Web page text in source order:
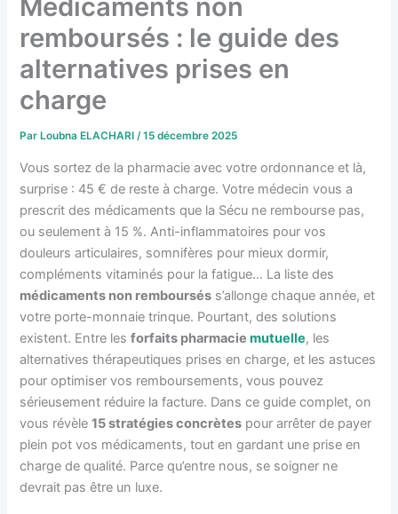
Médicaments non
remboursés : le guide des
alternatives prises en
charge
Par Loubna ELACHARI/15 décembre 2025
Vous sortez de la pharmacie avec votre ordonnance et là,
surprise : 45 € de reste à charge. Votre médecin vous a
prescrit des médicaments que la Sécu ne rembourse pas,
ou seulement à 15 %. Anti-inflammatoires pour vos
douleurs articulaires, somnifères pour mieux dormir,
compléments vitaminés pour la fatigue… La liste des
médicaments non remboursés s’allonge chaque année, et
votre porte-monnaie trinque. Pourtant, des solutions
existent. Entre lesforfaits pharmaciemutuelle, les
alternatives thérapeutiques prises en charge, et les astuces
pour optimiser vos remboursements, vous pouvez
sérieusement réduire la facture. Dans ce guide complet, on
vous révèle15 stratégies concrètes pour arrêter de payer
plein pot vos médicaments, tout en gardant une prise en
charge de qualité. Parce qu’entre nous, se soigner ne
devrait pas être un luxe.